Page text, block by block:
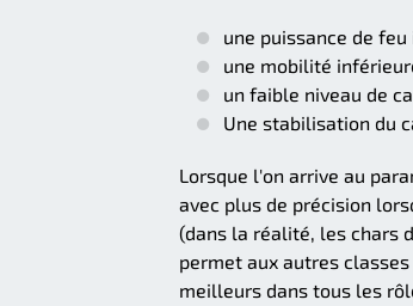
une puissance de
une mobilité
un faible niveau de
Une stabilisation du
Lorsque l'on arrive au
avec plus de précision
(dans la réalité, les chars
permet aux autres
meilleurs dans tous les